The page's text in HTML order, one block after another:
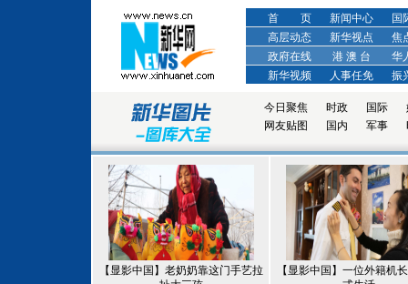
首 页 新闻中心
国
高层动态
新华视点
焦
政府在线
港 澳 台
华
新华视频
人事任免 振
今日聚焦 时政 国际
网友贴图
国内 军事
【显影中国】老奶奶靠这门手艺拉
【显影中国】一位外籍机